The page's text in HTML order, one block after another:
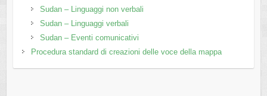
Sudan – Linguaggi non verbali
Sudan – Linguaggi verbali
Sudan – Eventi comunicativi
Procedura standard di creazioni delle voce della mappa